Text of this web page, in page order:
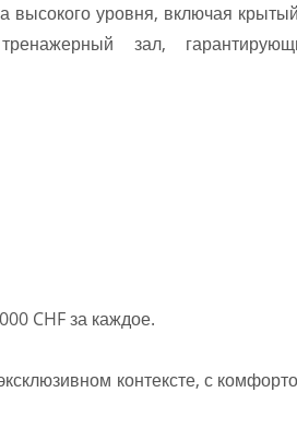
высокого уровня, включая
зал,
CHF за каждое.
контексте, с